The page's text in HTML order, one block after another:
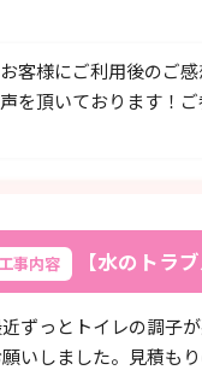
客様にご利用後のご
を頂いております！
工事内容 【水のトラ
ずっとトイレの調子
願いしました。見積も